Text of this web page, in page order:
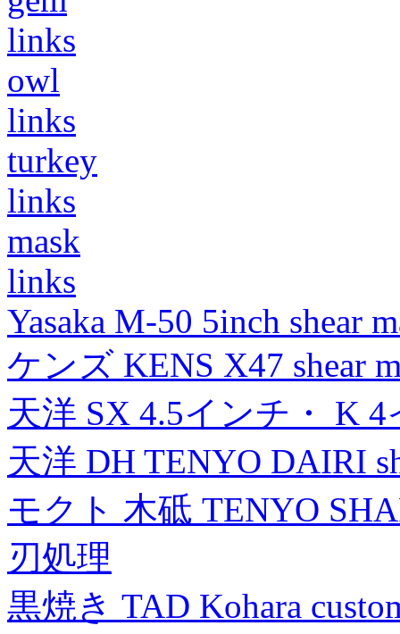
links
owl
links
turkey
links
mask
links
Yasaka M-50 5inch shear
ケンズ KENS X47 shear
天洋 SX 4.5インチ・ K
天洋 DH TENYO DAIRI
モクト 木砥 TENYO
刃処理
黒焼き TAD Kohara